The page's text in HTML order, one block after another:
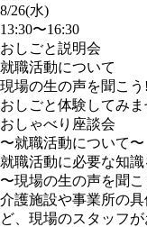
8/26(水)
13:30〜16:30
おしごと説明会
就職活動について
現場の生の声を聞こう!
おしごと体験してみま
おしゃべり座談会
〜就職活動について〜
就職活動に必要な知
〜現場の生の声を聞こ
介護施設や事業所の
ど、現場のスタッフが